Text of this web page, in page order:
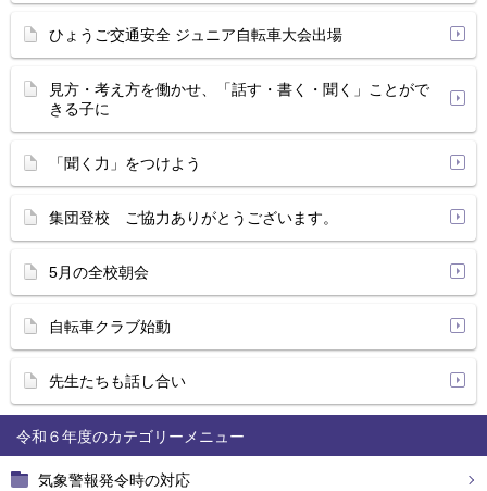
令和６年度
気象警報発令時の対応
ひょうご交通安全 ジュニア自転車大会出場
見方・考え方を働かせ、「話す・書く・聞く」ことがで
きる子に
「聞く力」をつけよう
集団登校 ご協力ありがとうございます。
5月の全校朝会
自転車クラブ始動
先生たちも話し合い